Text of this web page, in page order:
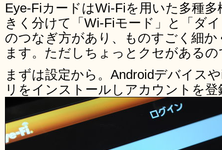
Eye-FiカードはWi-Fiを用いた多種
きく分けて「Wi-Fiモード」と「ダ
のつなぎ方があり、ものすごく細
ます。ただしちょっとクセがある
まずは設定から。Androidデバイス
リをインストールしアカウントを